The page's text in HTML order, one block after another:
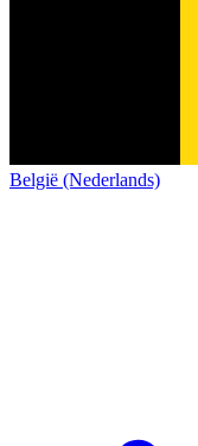
België (Nederlands)